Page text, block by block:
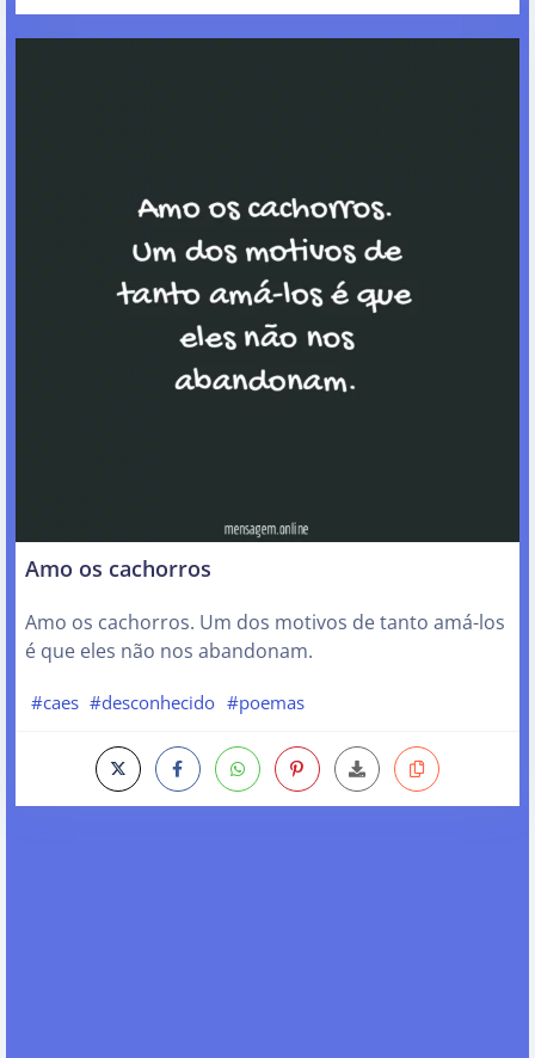
Amo os cachorros
Amo os cachorros. Um dos motivos de tanto amá-los
é que eles não nos abandonam.
#caes #desconhecido #poemas